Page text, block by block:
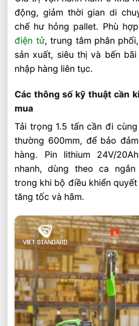
Và Thời Gian Chạy Pin
Sai Lầm Phổ Biến Khi
Cần Tránh Ngay
Chọn Loại Bánh Xe
Trường Làm Việc Phù
Chọn Tải Trọng Xe
Chọn Xe Nâng Điện
Loại Pallet Tối Ưu Nhất
Chọn Xe Nâng Điện
Cao Kệ Hàng Chuẩn
Xe Nâng Điện Reach
Chọn Tối Ưu Cho
động, giảm thời gian di
chế hư hỏng pallet. Phù hợp
điện tử, trung tâm phân
sản xuất, siêu thị và bến
nhập hàng liên tục.
Các thông số kỹ thuật cần
mua
Tải trọng 1.5 tấn cần đi
thường 600mm, để bảo
hàng. Pin lithium 24V/
nhanh, dùng theo ca
trong khi bộ điều khiển
tăng tốc và hãm.